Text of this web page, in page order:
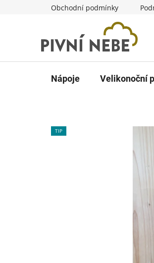
Obchodní podmínky
Nápoje Velikonoční
TIP